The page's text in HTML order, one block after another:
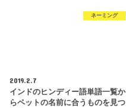
ネーミング
2019.2.7
インドのヒンディー語単語一覧か
らペットの名前に合うものを見つ